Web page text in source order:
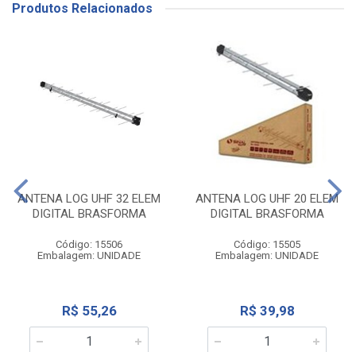
Produtos Relacionados
ANTENA LOG UHF 32 ELEM
DIGITAL BRASFORMA
Código: 15506
Embalagem: UNIDADE
R$ 55,26
ANTENA LOG UHF 20 ELEM
DIGITAL BRASFORMA
Código: 15505
Embalagem: UNIDADE
R$ 39,98